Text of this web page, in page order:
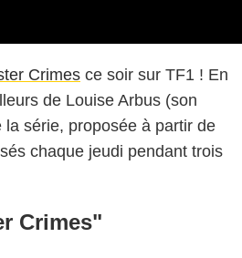
Crimes ce soir sur TF1 ! En
de Louise Arbus (son
série, proposée à partir de
chaque jeudi pendant trois
Crimes"